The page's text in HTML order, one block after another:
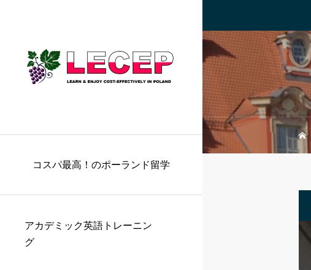
コスパ最高！のポーランド留学
アカデミック英語トレーニン
グ